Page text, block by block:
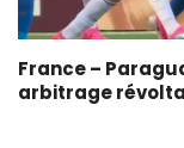
France –
arbitrage